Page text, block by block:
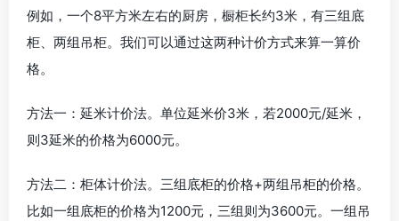
例如，一个8平方米左右的厨房，橱柜长约3米，有三组底
柜、两组吊柜。我们可以通过这两种计价方式来算一算价
格。
方法一：延米计价法。单位延米价3米，若2000元/延米，
则3延米的价格为6000元。
方法二：柜体计价法。三组底柜的价格+两组吊柜的价格。
比如一组底柜的价格为1200元，三组则为3600元。一组吊